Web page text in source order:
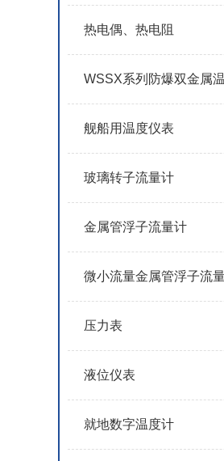
热电偶、热电阻
舰船用温度仪表
玻璃转子流量计
金属管浮子流量计
微小流量金属管浮子流
压力表
液位仪表
就地数字温度计